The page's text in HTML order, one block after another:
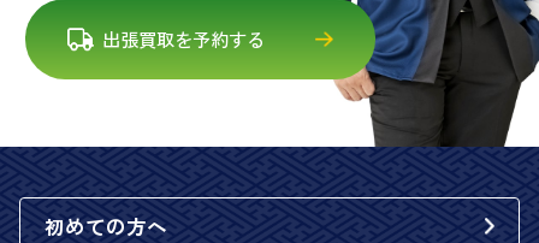
出張買取を予約する
初めての方へ